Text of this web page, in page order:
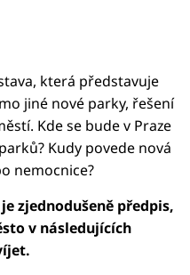
která představuje
jiné nové parky, řešení
Kde se bude v Praze
Kudy povede nová
nemocnice?
zjednodušeně předpis,
v následujících